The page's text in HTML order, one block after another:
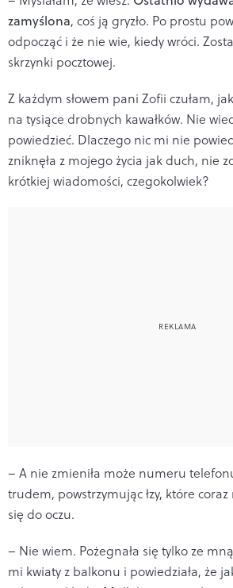
zamyślona, coś ją gryzło. Po prostu
odpocząć i że nie wie, kiedy wróci.
skrzynki pocztowej.
Z każdym słowem pani Zofii czułam,
na tysiące drobnych kawałków. Nie
powiedzieć. Dlaczego nic mi nie
zniknęła z mojego życia jak duch, nie
krótkiej wiadomości, czegokolwiek?
– A nie zmieniła może numeru
trudem, powstrzymując łzy, które coraz
się do oczu.
– Nie wiem. Pożegnała się tylko ze
mi kwiaty z balkonu i powiedziała, że